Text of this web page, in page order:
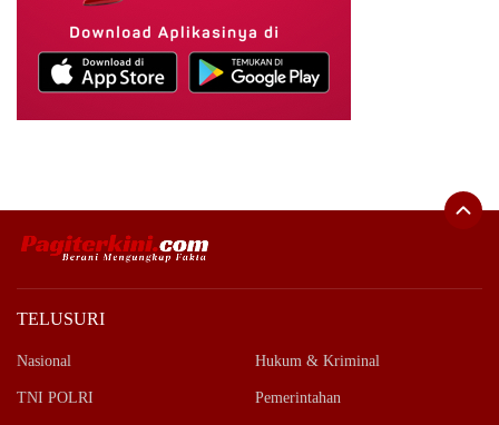
TELUSURI
Nasional Hukum & Kriminal
TNI POLRI Pemerintahan